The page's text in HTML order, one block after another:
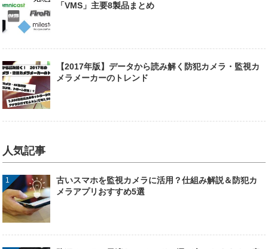
「VMS」主要8製品まとめ
【2017年版】データから読み解く防犯カメラ・監視カ
メラメーカーのトレンド
人気記事
古いスマホを監視カメラに活用？仕組み解説＆防犯カ
メラアプリおすすめ5選